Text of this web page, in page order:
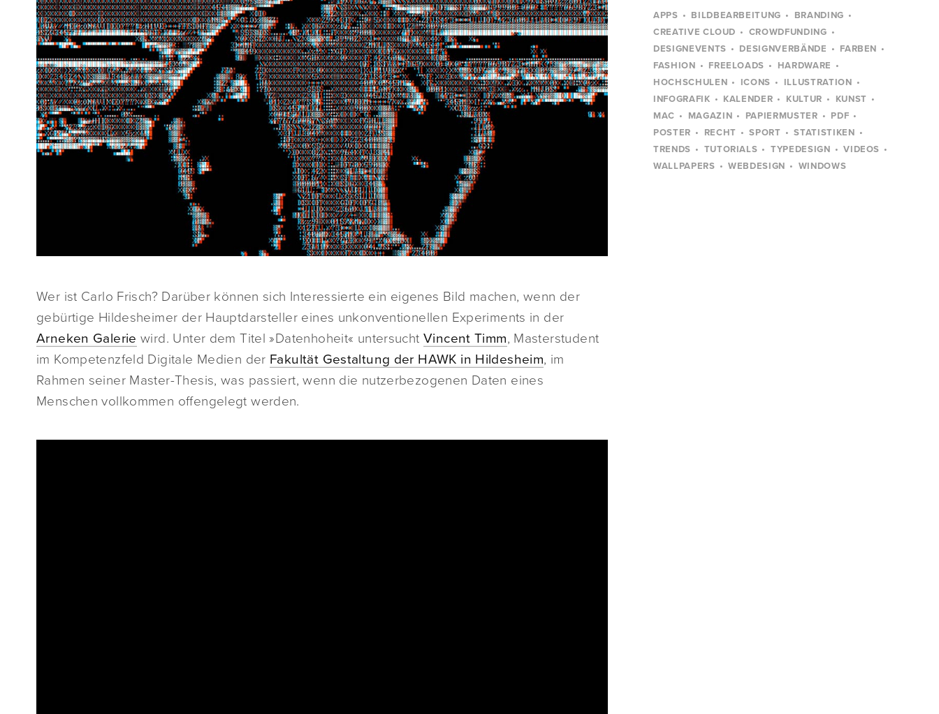
Wer ist Carlo Frisch? Darüber können sich Interessierte ein eigenes Bild machen, wenn der
gebürtige Hildesheimer der Hauptdarsteller eines unkonventionellen Experiments in der
Arneken Galerie wird. Unter dem Titel »Datenhoheit« untersuchtVincent Timm, Masterstudent
im Kompetenzfeld Digitale Medien der Fakultät Gestaltung der HAWK in Hildesheim, im
Rahmen seiner Master-Thesis, was passiert, wenn die nutzerbezogenen Daten eines
Menschen vollkommen offengelegt werden.
APPS BILDBEARBEITUNG
BRANDING
CREATIVE CLOUD
CROWDFUNDING
DESIGNEVENTS
DESIGNVERBÄNDE
FARBEN
FASHION
FREELOADS
HARDWARE
HOCHSCHULEN
ICONS
ILLUSTRATION
INFOGRAFIK
KALENDER KULTUR
KUNST
MAC
MAGAZIN PAPIERMUSTER
PDF
POSTER
RECHT SPORT
STATISTIKEN
TRENDS
TUTORIALS TYPEDESIGN
VIDEOS
WALLPAPERS
WEBDESIGN WINDOWS